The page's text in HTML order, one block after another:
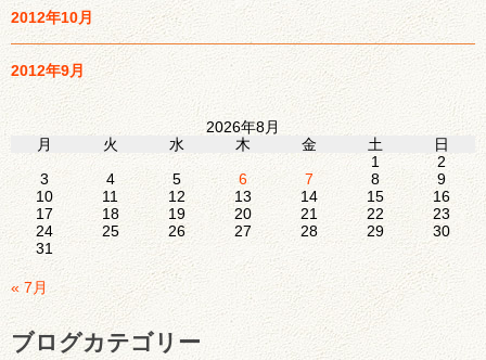
2012年10月
2012年9月
2026年8月
月
火 水 木 金 土
日
1
2
3
4 5 6 7 8
9
10
11 12 13 14 15
16
17
18 19 20 21 22
23
24
25 26 27 28 29
30
31
« 7月
ブログカテゴリー